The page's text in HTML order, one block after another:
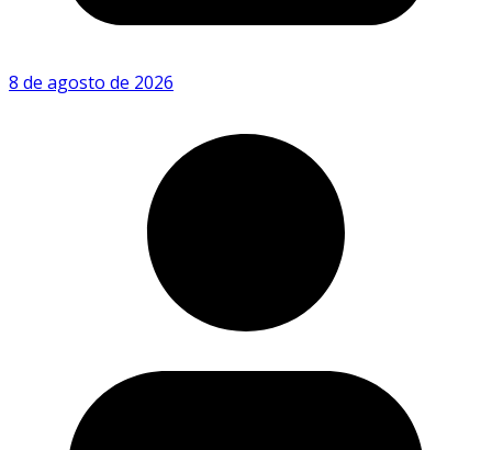
8 de agosto de 2026